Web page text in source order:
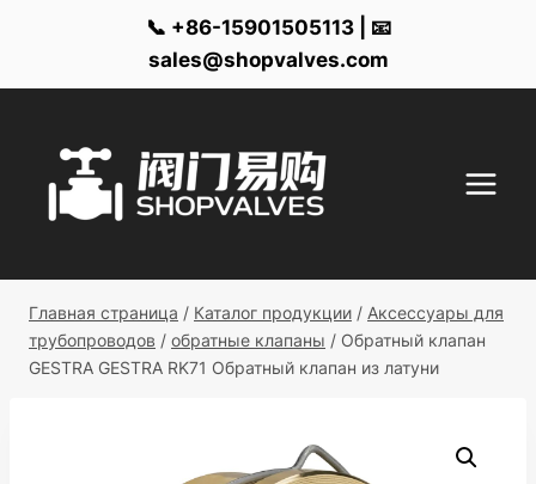
📞 +86-15901505113 | 📧
sales@shopvalves.com
контенту
Главная страница / Каталог продукции / Аксессуары для
трубопроводов / обратные клапаны / Обратный клапан
GESTRA GESTRA RK71 Обратный клапан из латуни